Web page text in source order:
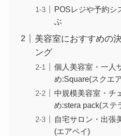
POSレジや予約シ
ぶ
美容室におすすめの
ング
個人美容室・一人
め:Square(スクエ
中規模美容室・チ
め:stera pack(ステ
自宅サロン・出張
(エアペイ)